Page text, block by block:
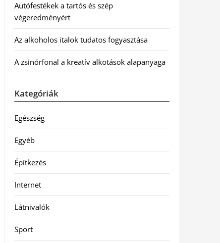
Autófestékek a tartós és szép
végeredményért
Az alkoholos italok tudatos fogyasztása
A zsinórfonal a kreatív alkotások alapanyaga
Kategóriák
Egészség
Egyéb
Építkezés
Internet
Látnivalók
Sport